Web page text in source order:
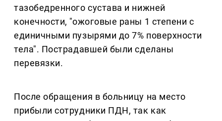
тазобедренного сустава и нижней
конечности, "ожоговые раны 1 степени с
единичными пузырями до 7% поверхности
тела". Пострадавшей были сделаны
перевязки.
После обращения в больницу на место
прибыли сотрудники ПДН, так как